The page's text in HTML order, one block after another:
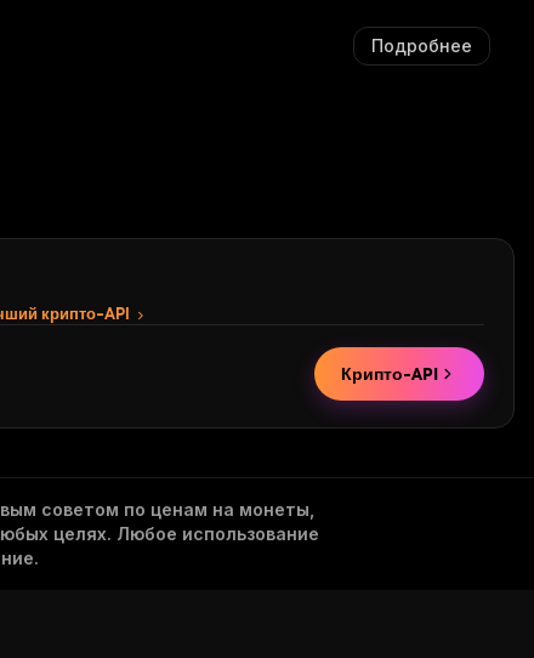
Подробнее
крипто-API
Крипто-API
советом по ценам на монеты,
целях. Любое использование